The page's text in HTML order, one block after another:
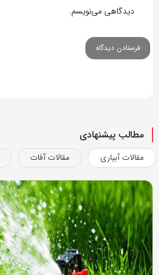
دیدگاهی می‌نویسم.
مطالب پیشنهادی
مقالات آبیاری مقالات آفات